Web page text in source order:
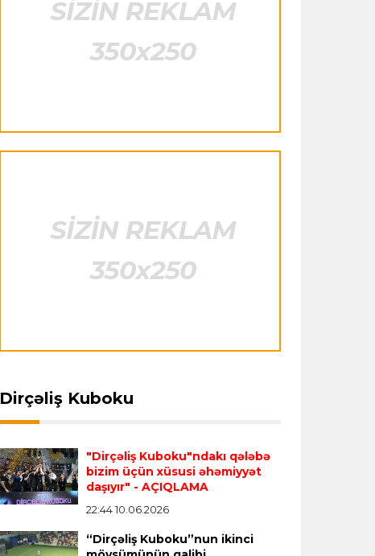
"Antonelli mövsümün ən yaxşı
ödəyəcək
23:33 06.08.2026
Neapolda Maradonanın adını daşıyan
yeni stadion tikiləcək
Avroliqa 23:23 06.08.2026
"Reyncers" uduzdu, ÇSKA-dan inamlı
Dirçəliş Kuboku
"Dirçəliş Kuboku"ndakı qələbə
bizim üçün xüsusi əhəmiyyət
daşıyır" - AÇIQLAMA
22:44 10.06.2026
“Dirçəliş Kuboku”nun ikinci